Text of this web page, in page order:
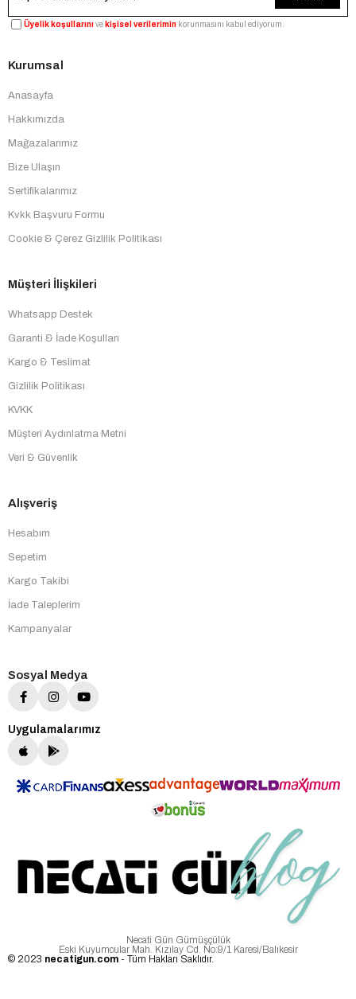
Üyelik koşullarınıve kişisel verilerimin korunmasını kabul ediyorum.
Kurumsal
Anasayfa
Hakkımızda
Mağazalarımız
Bize Ulaşın
Sertifikalarımız
Kvkk Başvuru Formu
Cookie & Çerez Gizlilik Politikası
Müşteri İlişkileri
Whatsapp Destek
Garanti & İade Koşulları
Kargo & Teslimat
Gizlilik Politikası
KVKK
Müşteri Aydınlatma Metni
Veri & Güvenlik
Alışveriş
Hesabım
Sepetim
Kargo Takibi
İade Taleplerim
Kampanyalar
Sosyal Medya
Uygulamalarımız
Necati Gün Gümüşçülük
Eski Kuyumcular Mah. Kızılay Cd. No:9/1 Karesi/Balıkesir
© 2023 necatigun.com - Tüm Hakları Saklıdır.